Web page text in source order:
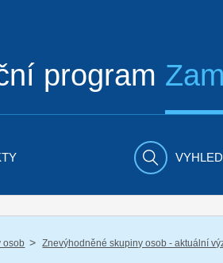
program
osob / Znevýhodněné skupiny osob - aktuální